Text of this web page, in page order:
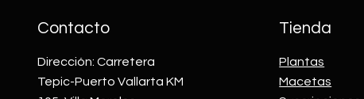
Contacto
Dirección: Carretera
Tepic-Puerto Vallarta KM
Tienda
Plantas
Macetas